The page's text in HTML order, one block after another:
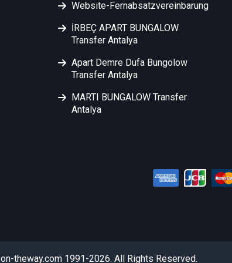
Website-Fernabsatzvereinbarung
İRBEÇ APART BUNGALOW
Transfer Antalya
Apart Demre Dufa Bungolow
Transfer Antalya
MARTI BUNGALOW Transfer
Antalya
on-theway.com 1991-2026. All Rights Reserved.